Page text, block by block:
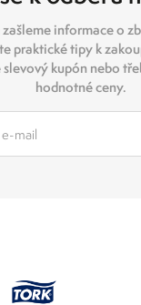
informace o
praktické tipy k
slevový kupón nebo
hodnotné ceny.